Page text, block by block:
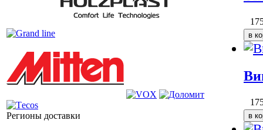
Регионы доставки